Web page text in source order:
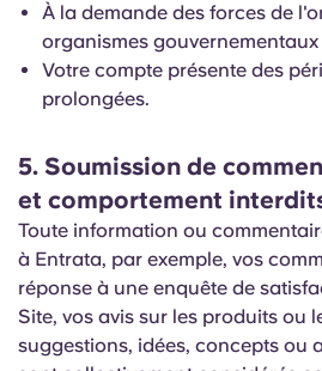
À la demande des forces de
organismes gouvernementaux
Votre compte présente des
prolongées.
5. Soumission de
et comportement
Toute information ou
à Entrata, par exemple, vos
réponse à une enquête de
Site, vos avis sur les produits ou
suggestions, idées, concepts ou